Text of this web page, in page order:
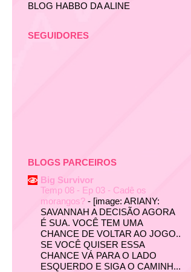
BLOG HABBO DA ALINE
SEGUIDORES
BLOGS PARCEIROS
Big Survivor
Temp 08 - Ep 03 - Cadê os
morangos? - [image: ARIANY:
SAVANNAH A DECISÃO AGORA
É SUA. VOCÊ TEM UMA
CHANCE DE VOLTAR AO JOGO..
SE VOCÊ QUISER ESSA
CHANCE VÁ PARA O LADO
ESQUERDO E SIGA O CAMINH...